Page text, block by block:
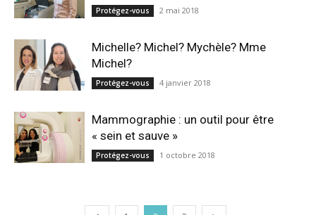
Protégez-vous 2 mai 2018
Michelle? Michel? Mychèle? Mme
Michel?
Protégez-vous 4 janvier 2018
Mammographie : un outil pour être
« sein et sauve »
Protégez-vous 1 octobre 2018